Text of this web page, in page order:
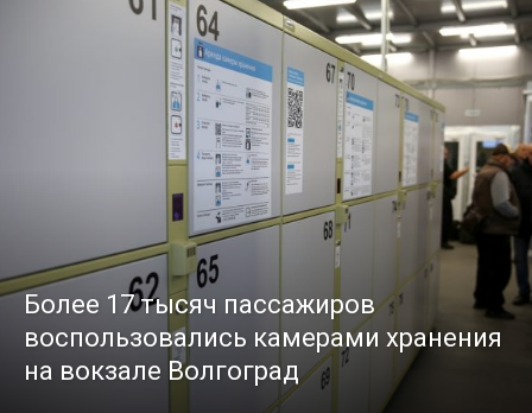
Более 17 тысяч пассажиров
воспользовались камерами хранения
на вокзале Волгоград